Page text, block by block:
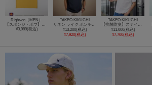
Right-on（MEN）
¥3,989(税込)
TAKEO KIKUCHI
¥13,200(税込)
¥7,920(税込)
TAKEO KIKUCHI
¥11,000(税込)
¥7,700(税込)